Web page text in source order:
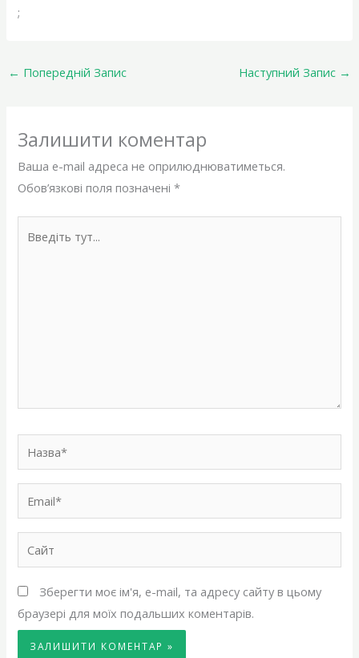
;
← Попередній Запис Наступний Запис →
Залишити коментар
Ваша e-mail адреса не оприлюднюватиметься.
Обов’язкові поля позначені*
Зберегти моє ім'я, e-mail, та адресу сайту в цьому
браузері для моїх подальших коментарів.